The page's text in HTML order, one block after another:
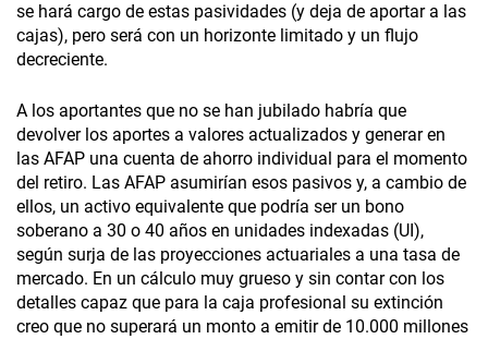
se hará cargo de estas pasividades (y deja de aportar a las
cajas), pero será con un horizonte limitado y un flujo
decreciente.
A los aportantes que no se han jubilado habría que
devolver los aportes a valores actualizados y generar en
las AFAP una cuenta de ahorro individual para el momento
del retiro. Las AFAP asumirían esos pasivos y, a cambio de
ellos, un activo equivalente que podría ser un bono
soberano a 30 o 40 años en unidades indexadas (UI),
según surja de las proyecciones actuariales a una tasa de
mercado. En un cálculo muy grueso y sin contar con los
detalles capaz que para la caja profesional su extinción
creo que no superará un monto a emitir de 10.000 millones